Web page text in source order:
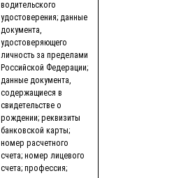
водительского
удостоверения; данные
документа,
удостоверяющего
личность за пределами
Российской Федерации;
данные документа,
содержащиеся в
свидетельстве о
рождении; реквизиты
банковской карты;
номер расчетного
счета; номер лицевого
счета; профессия;